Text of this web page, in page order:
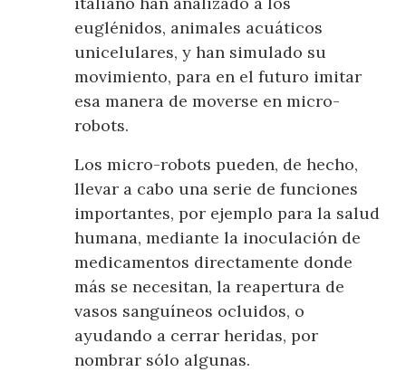
euglénidos, animales acuáticos
unicelulares, y han simulado su
movimiento, para en el futuro imitar
esa manera de moverse en micro-
robots.
Los micro-robots pueden, de hecho,
llevar a cabo una serie de funciones
importantes, por ejemplo para la salud
humana, mediante la inoculación de
medicamentos directamente donde
más se necesitan, la reapertura de
vasos sanguíneos ocluidos, o
ayudando a cerrar heridas, por
nombrar sólo algunas.